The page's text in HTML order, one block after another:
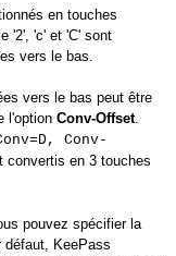
en touches
'2', 'c' et 'C' sont
vers le bas.
vers le bas peut être
l'option Conv-Offset.
Conv-
convertis en 3 touches
pouvez spécifier la
défaut, KeePass